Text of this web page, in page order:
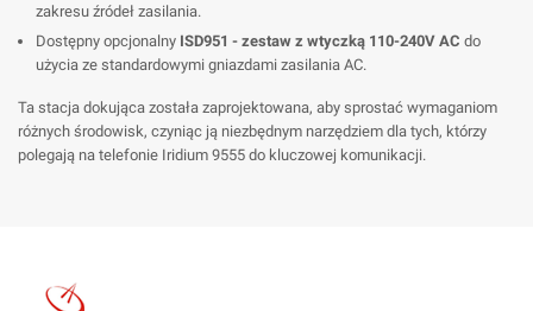
zakresu źródeł zasilania.
Dostępny opcjonalny ISD951 - zestaw z wtyczką 110-240V AC do
użycia ze standardowymi gniazdami zasilania AC.
Ta stacja dokująca została zaprojektowana, aby sprostać wymaganiom
różnych środowisk, czyniąc ją niezbędnym narzędziem dla tych, którzy
polegają na telefonie Iridium 9555 do kluczowej komunikacji.